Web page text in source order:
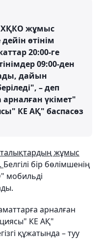
ХҚКО жұмыс
өтінім
20:00-ге
09:00-ден
дайын
– деп
үкімет"
КЕ АҚ" баспасөз
жұмыс
Белгілі бір бөлімшенің
мобильді
арналған
КЕ АҚ"
құжатында – туу